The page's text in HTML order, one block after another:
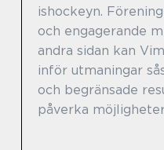
ishockeyn.
och engagerande
andra sidan kan
inför utmaningar
och begränsade
påverka